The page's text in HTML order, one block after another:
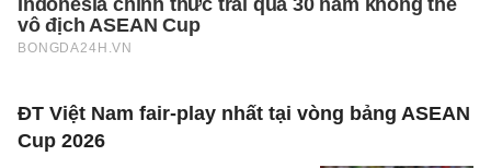
ĐT Việt Nam fair-play nhất tại vòng bảng ASEAN
Cup 2026